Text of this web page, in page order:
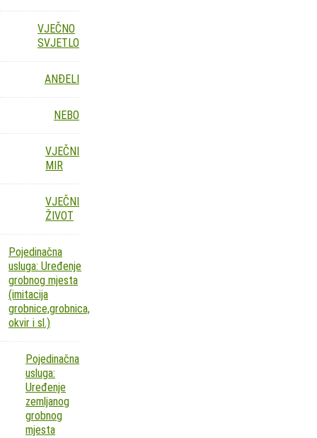
VJEČNO
SVJETLO
ANĐELI
NEBO
VJEČNI
MIR
VJEČNI
ŽIVOT
Pojedinačna
usluga: Uređenje
grobnog mjesta
(imitacija
grobnice,grobnica,
okvir i sl.)
Pojedinačna
usluga:
Uređenje
zemljanog
grobnog
mjesta